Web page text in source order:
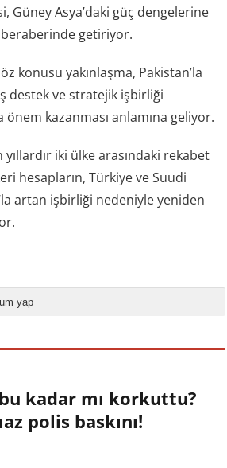
Güney Asya’daki güç dengelerine
beraberinde getiriyor.
konusu yakınlaşma, Pakistan’la
destek ve stratejik işbirliği
kazanması anlamına geliyor.
yıllardır iki ülke arasındaki rekabet
hesapların, Türkiye ve Suudi
artan işbirliği nedeniyle yeniden
yap
kadar mı korkuttu?
polis baskını!